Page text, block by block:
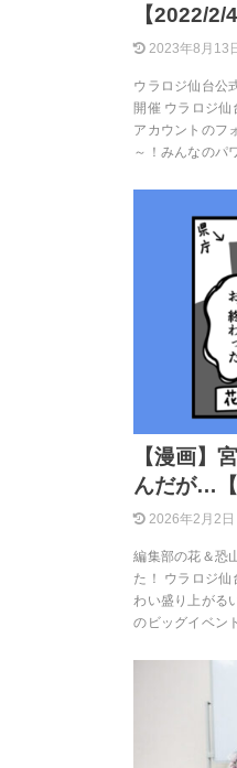
【2022/2/
2023年8月13
ウラロジ仙台公
開催 ウラロジ
アカウントのフ
～！みんなのパ
【漫画】
んだが…【
2026年2月2日
編集部の花＆恐
た！ ウラロジ
わい盛り上がる
のビッグイベン